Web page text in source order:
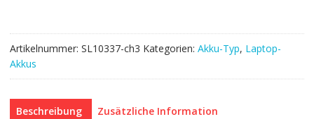
Artikelnummer: SL10337-ch3 Kategorien: Akku-Typ, Laptop-
Akkus
Beschreibung
Zusätzliche Information